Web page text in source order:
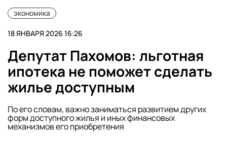
экономика
18 ЯНВАРЯ 2026 16:26
Депутат Пахомов: льготная
ипотека не поможет сделать
жилье доступным
По его словам, важно заниматься развитием других
форм доступного жилья и иных финансовых
механизмов его приобретения